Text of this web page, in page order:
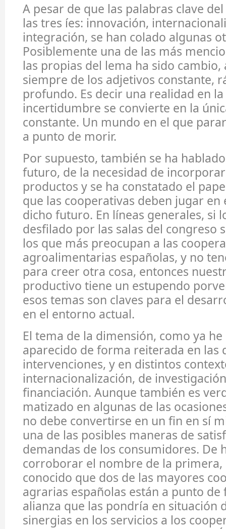
A pesar de que las palabras clave
las tres íes: innovación,
integración, se han colado algunas
Posiblemente una de las más
las propias del lema ha sido cambio,
siempre de los adjetivos constante,
profundo. Es decir una realidad en
incertidumbre se convierte en la
constante. Un mundo en el que
a punto de morir.
Por supuesto, también se ha
futuro, de la necesidad de
productos y se ha constatado el
que las cooperativas deben jugar en
dicho futuro. En líneas generales, si
desfilado por las salas del congreso
los que más preocupan a las
agroalimentarias españolas, y no
para creer otra cosa, entonces
productivo tiene un estupendo
esos temas son claves para el
en el entorno actual.
El tema de la dimensión, como ya
aparecido de forma reiterada en las
intervenciones, y en distintos
internacionalización, de
financiación. Aunque también es
matizado en algunas de las
no debe convertirse en un fin en sí
una de las posibles maneras de
demandas de los consumidores. De
corroborar el nombre de la primera,
conocido que dos de las mayores
agrarias españolas están a punto
alianza que las pondría en situación
sinergias en los servicios a los